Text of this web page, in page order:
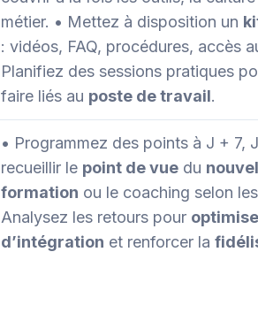
métier. • Mettez à disposition un
: vidéos, FAQ, procédures, accès
Planifiez des sessions pratiques
faire liés au poste de travail.
• Programmez des points à J + 7,
recueillir le point de vue du
formation ou le coaching selon
Analysez les retours pour
d’intégration et renforcer la